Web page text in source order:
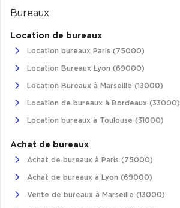
Bureaux
Location de bureaux
Location bureaux Paris (75000)
Location Bureaux Lyon (69000)
Location Bureaux à Marseille (13000)
Location de bureaux à Bordeaux (33000)
Location bureaux à Toulouse (31000)
Achat de bureaux
Achat de bureaux à Paris (75000)
Achat de bureaux à Lyon (69000)
Vente de bureaux à Marseille (13000)